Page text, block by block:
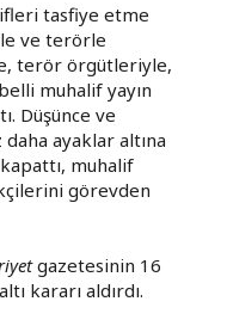
tasfiye etme
ve terörle
terör örgütleriyle,
muhalif yayın
Düşünce ve
ayaklar altına
muhalif
görevden
gazetesinin 16
kararı aldırdı.